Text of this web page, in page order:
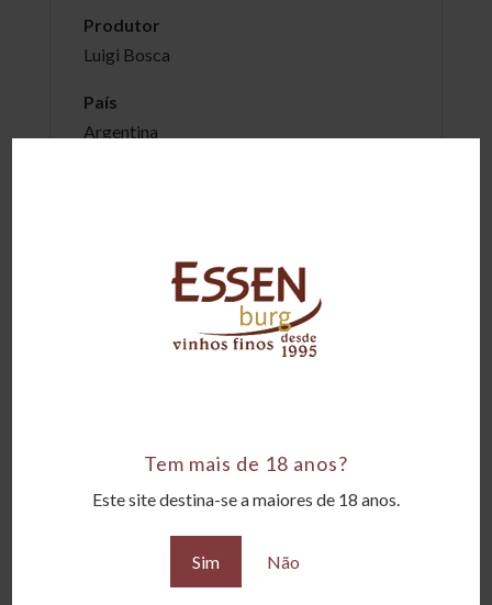
Tem mais de 18 anos?
Este site destina-se a maiores de 18 anos.
Sim Não
Produtor
Luigi Bosca
País
Argentina
Amadurecimento
12 meses em barricas de carvalho
100% Malbec